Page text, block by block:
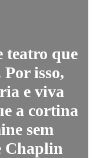
teatro que
isso,
e viva
a cortina
sem
Chaplin